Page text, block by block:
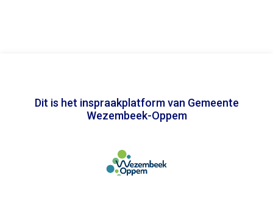
Dit is het inspraakplatform van Gemeente
Wezembeek-Oppem